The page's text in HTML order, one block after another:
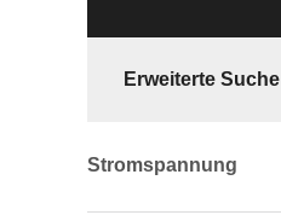
Erweiterte Suche
Stromspannung